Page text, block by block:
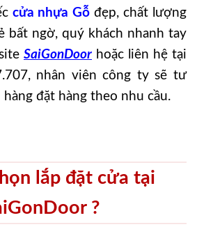
cửa nhựa Gỗ đẹp, chất lượng
bất ngờ, quý khách nhanh tay
SaiGonDoor hoặc liên hệ tại
nhân viên công ty sẽ tư
đặt hàng theo nhu cầu.
lắp đặt cửa tại
?